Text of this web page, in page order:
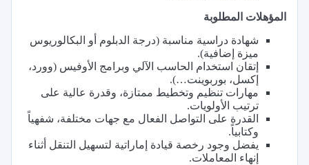
المؤهلات المطلوبة
شهادة دراسية مناسبة (درجة الدبلوم أو البكالوريوس
ميزة إضافية).
إتقان استخدام الحاسب الآلي وبرامج الأوفيس (وورد،
إكسل، بوربوينت…).
مهارات تنظيم وتخطيط ممتازة، وقدرة عالية على
ترتيب الأولويات.
القدرة على التواصل الفعال مع جهات مختلفة، شفهياً
وكتابياً.
يفضل وجود رخصة قيادة إماراتية لتسهيل التنقل أثناء
إنهاء المعاملات.